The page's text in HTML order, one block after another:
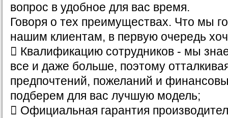
вопрос в удобное для вас время.
Говоря о тех преимуществах. Что мы
нашим клиентам, в первую очередь
 Квалификацию сотрудников - мы
все и даже больше, поэтому
предпочтений, пожеланий и
подберем для вас лучшую модель;
 Официальная гарантия